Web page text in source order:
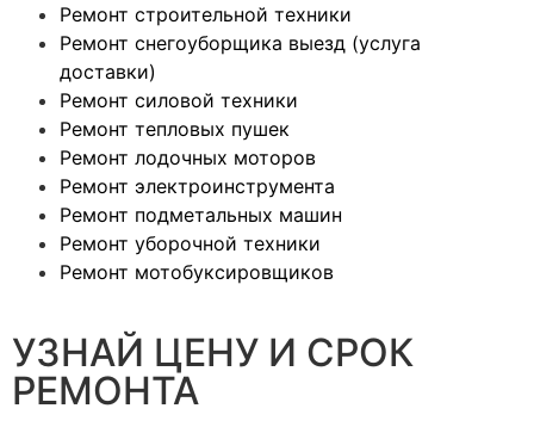
Ремонт строительной техники
Ремонт снегоуборщика выезд (услуга
доставки)
Ремонт силовой техники
Ремонт тепловых пушек
Ремонт лодочных моторов
Ремонт электроинструмента
Ремонт подметальных машин
Ремонт уборочной техники
Ремонт мотобуксировщиков
УЗНАЙ ЦЕНУ И СРОК
РЕМОНТА